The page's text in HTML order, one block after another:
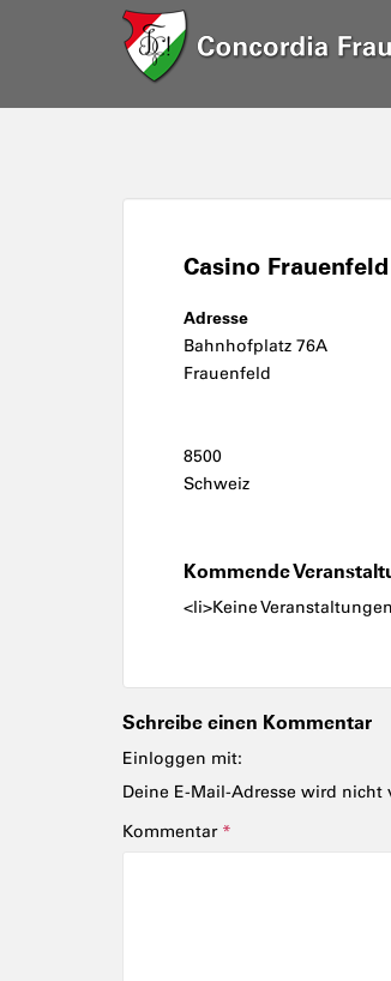
Casino Frauenfeld
Adresse
Bahnhofplatz 76A
Frauenfeld
8500
Schweiz
Kommende
<li>Keine
Schreibe einen Kommentar
Einloggen mit:
Deine E-Mail-Adresse wird
Kommentar *